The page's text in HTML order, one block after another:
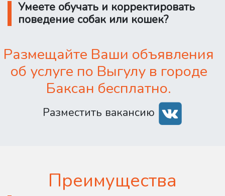
Умеете обучать и корректировать
поведение собак или кошек?
Размещайте Ваши объявления
об услуге по Выгулу в городе
Баксан бесплатно.
Разместить вакансию
Преимущества